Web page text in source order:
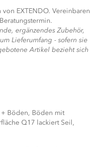
EXTENDO. Vereinbaren
ergänzendes Zubehör,
Lieferumfang - sofern sie
Artikel bezieht sich
Böden, Böden mit
Q17 lackiert Seil,